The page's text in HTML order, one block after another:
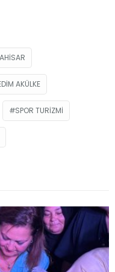
AKÜLKE
SPOR TURIZMI